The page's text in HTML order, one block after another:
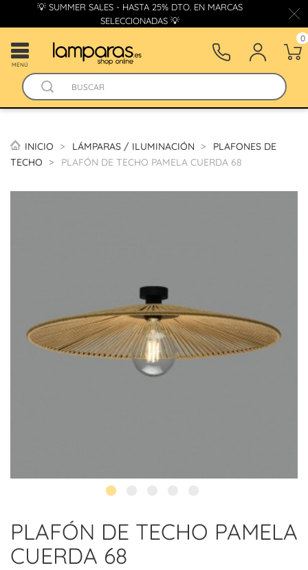
💡 SUMMER SALES - HASTA 25% DTO. EN MARCAS
SELECCIONADAS 💡
MENÚ
0
INICIO LÁMPARAS / ILUMINACIÓN
PLAFONES DE
TECHO
PLAFÓN DE TECHO PAMELA CUERDA 68
PLAFÓN DE TECHO PAMELA
CUERDA 68